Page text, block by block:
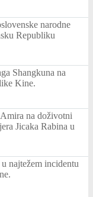
narodne
Republiku
Shangkuna na
Kine.
na doživotni
Jicaka Rabina u
najtežem incidentu